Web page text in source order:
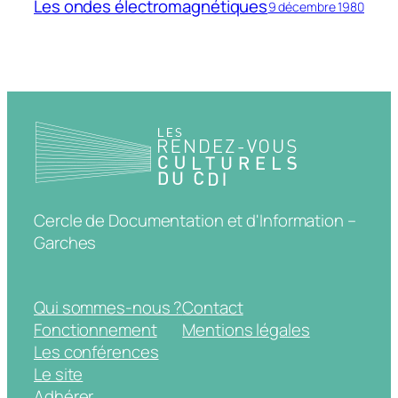
Les ondes électromagnétiques9 décembre 1980
Cercle de Documentation et d'Information –
Garches
Qui sommes-nous ?
Fonctionnement
Les conférences
Le site
Contact
Mentions légales